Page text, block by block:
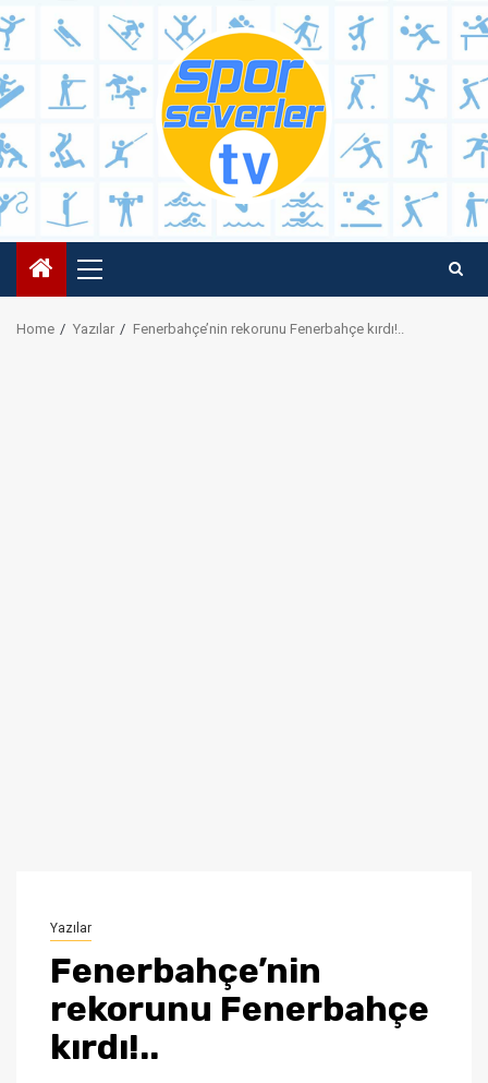
Skip
to
Primary
Menu
Home Yazılar Fenerbahçe’nin rekorunu Fenerbahçe kırdı!..
Yazılar
Fenerbahçe’nin
rekorunu Fenerbahçe
kırdı!..